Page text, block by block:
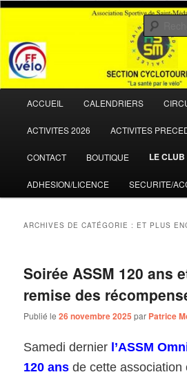
Aller
principal
Aller
secondaireASSM Cyclotourisme
La santé par le vélo
principal
ACCUEIL CALENDRIERS
ACTIVITES 2026 ACTIVITES
CONTACT BOUTIQUE LE CLUB
ADHESION/LICENCE SECURITE/
ARCHIVES DE CATÉGORIE : ET PLUS
Soirée ASSM 120 ans
remise des
Publié le26 novembre 2025 par Patrice
Samedi dernier l’ASSM
120 ans de cette association